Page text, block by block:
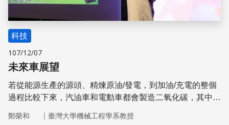
科技
107/12/07
未來車展望
若從能源生產的源頭、精煉原油/發電，到加油/充電的整個
過程比較下來，汽油車和電動車都會製造二氧化碳，其中最
鄭榮和 ｜ 臺灣大學機械工程學系教授